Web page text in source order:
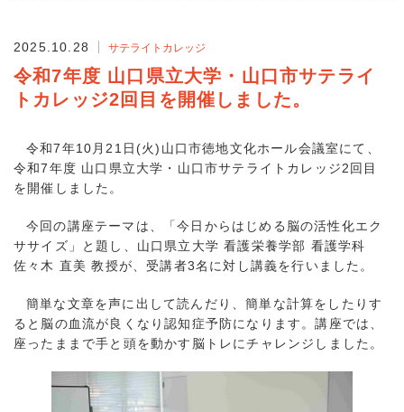
2025.10.28 サテライトカレッジ
令和7年度 山口県立大学・山口市サテライ
トカレッジ2回目を開催しました。
令和7年10月21日(火)山口市徳地文化ホール会議室にて、
令和7年度 山口県立大学・山口市サテライトカレッジ2回目
を開催しました。
今回の講座テーマは、「今日からはじめる脳の活性化エク
ササイズ」と題し、山口県立大学 看護栄養学部 看護学科
佐々木 直美 教授が、受講者3名に対し講義を行いました。
簡単な文章を声に出して読んだり、簡単な計算をしたりす
ると脳の血流が良くなり認知症予防になります。講座では、
座ったままで手と頭を動かす脳トレにチャレンジしました。